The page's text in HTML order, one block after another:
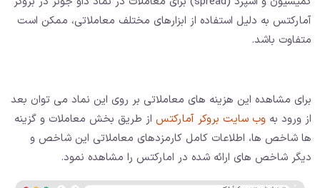
آمارکتس به دلیل استفاده از ابزارهای مختلف معاملاتی، ممکن است
متفاوت باشد.
برای مشاهده این هزینه های معاملاتی بر روی این نماد می توان بعد
از ورود به وب سایت بروکر آمارکتس از طریق بخش معاملات و گزینه
ها شاخص ها، اطلاعات کامل کارمزدهای معاملاتی این شاخص و
دیگر شاخص های ارائه شده در امارکتس را مشاهده نمود.